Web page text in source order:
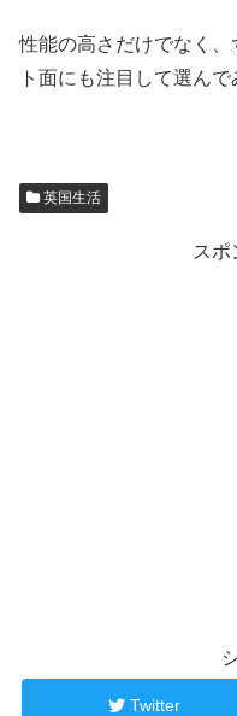
性能の高さだけでなく
ト面にも注目して選んで
英国生活
スポ
Twitter